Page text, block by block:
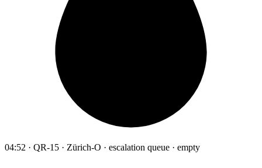
04:52 · QR-15 · Zürich-O · escalation queue · empty